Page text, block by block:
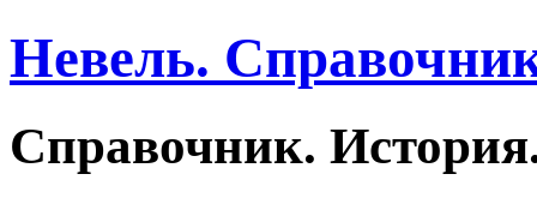
Невель.
Справочник.